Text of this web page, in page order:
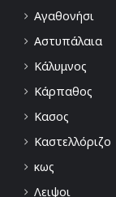
Αγαθονήσι
Αστυπάλαια
Κάλυμνος
Κάρπαθος
Κασος
Καστελλόριζο
κως
Λειψοι